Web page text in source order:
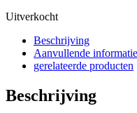
Uitverkocht
Beschrijving
Aanvullende informatie
gerelateerde producten
Beschrijving